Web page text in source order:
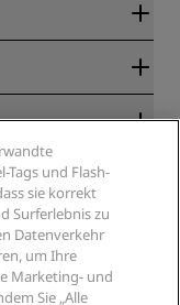
Tags und Flash-
sie korrekt
Surferlebnis zu
Datenverkehr
um Ihre
Marketing- und
Sie „Alle